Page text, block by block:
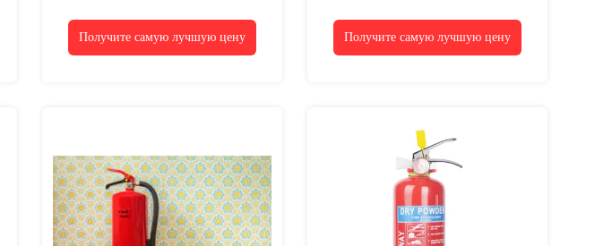
Получите самую лучшую цену Получите самую лучшую цену